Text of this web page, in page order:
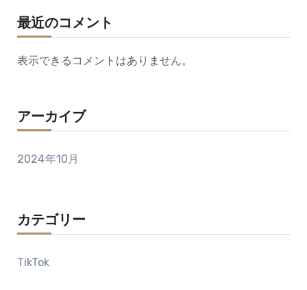
最近のコメント
表示できるコメントはありません。
アーカイブ
2024年10月
カテゴリー
TikTok